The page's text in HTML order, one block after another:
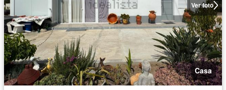
Ver foto
Casa